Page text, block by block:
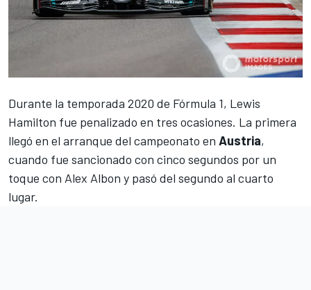
Durante la temporada 2020 de Fórmula 1, Lewis
Hamilton fue penalizado en tres ocasiones. La primera
llegó en el arranque del campeonato en Austria,
cuando fue sancionado con cinco segundos por un
toque con Alex Albon y pasó del segundo al cuarto
lugar.